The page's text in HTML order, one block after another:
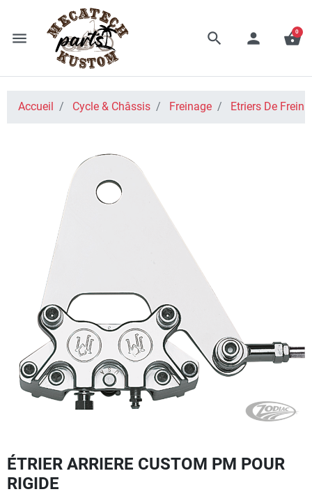
menu search person shopping_basket
0
Accueil Cycle & Châssis Freinage Etriers De Frein
ÉTRIER ARRIERE CUSTOM PM POUR
RIGIDE